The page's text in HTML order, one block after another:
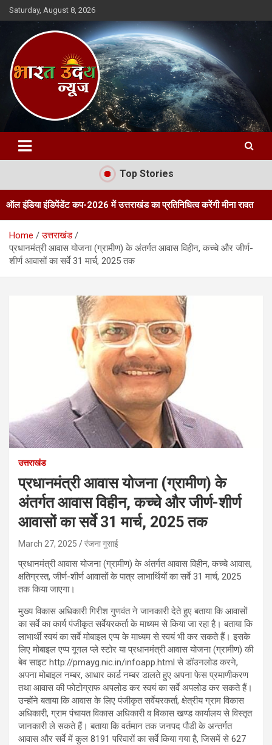
Skip
to
Saturday, August 8, 2026
Bharat Uday News
Top Stories
कप-2026 में उत्तराखंड का प्रतिनिधित्व करेंगी मीना रावत तीन
Home
उत्तराखंड
प्रधानमंत्री आवास योजना (ग्रामीण) के अंतर्गत आवास विहीन, कच्चे और जीर्ण-
शीर्ण आवासों का सर्वे 31 मार्च, 2025 तक
उत्तराखंड
प्रधानमंत्री आवास योजना (ग्रामीण) के
अंतर्गत आवास विहीन, कच्चे और जीर्ण-शीर्ण
आवासों का सर्वे 31 मार्च, 2025 तक
March 27, 2025 रंजना गुसाई
प्रधानमंत्री आवास योजना (ग्रामीण) के अंतर्गत आवास विहीन, कच्चे आवास,
क्षतिग्रस्त, जीर्ण-शीर्ण आवासों के पात्र लाभार्थियों का सर्वे 31 मार्च, 2025
तक किया जाएगा।
मुख्य विकास अधिकारी गिरीश गुणवंत ने जानकारी देते हुए बताया कि आवासों
का सर्वे का कार्य पंजीकृत सर्वेयरकर्ता के माध्यम से किया जा रहा है। बताया कि
लाभार्थी स्वयं का सर्वे मोबाइल एप्प के माध्यम से स्वयं भी कर सकते हैं। इसके
लिए मोबाइल एप्प गूगल प्ले स्टोर या प्रधानमंत्री आवास योजना (ग्रामीण) की
बेव साइट http://pmayg.nic.in/infoapp.html से डॉउनलोड करने,
अपना मोबाइल नम्बर, आधार कार्ड नम्बर डालते हुए अपना फेस प्रमाणीकरण
तथा आवास की फोटोग्राफ अपलोड कर स्वयं का सर्वे अपलोड कर सकते हैं।
उन्होंने बताया कि आवास के लिए पंजीकृत सर्वेयरकर्ता, क्षेत्रीय ग्राम विकास
अधिकारी, ग्राम पंचायत विकास अधिकारी व विकास खण्ड कार्यालय से विस्तृत
जानकारी ले सकते हैं। बताया कि वर्तमान तक जनपद पौडी के अन्तर्गत
आवास और सर्वे में कुल 8191 परिवारों का सर्वे किया गया है, जिसमें से 627